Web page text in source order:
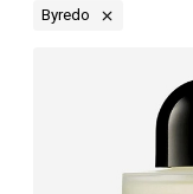
Byredo